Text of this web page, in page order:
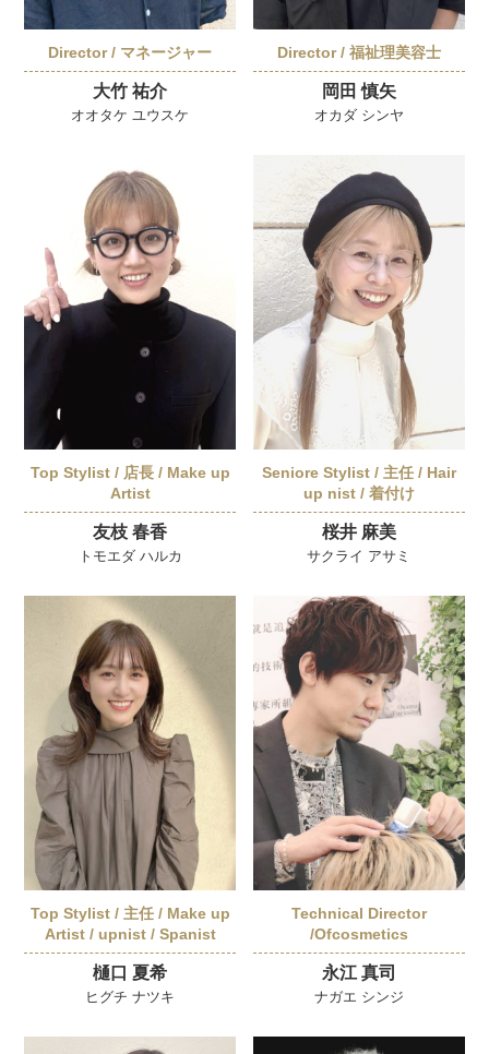
Director / マネージャー
大竹 祐介
オオタケ ユウスケ
Director / 福祉理美容士
岡田 慎矢
オカダ シンヤ
Top Stylist / 店長 / Make up
Artist
友枝 春香
トモエダ ハルカ
Seniore Stylist / 主任 / Hair
up nist / 着付け
桜井 麻美
サクライ アサミ
Top Stylist / 主任 / Make up
Artist / upnist / Spanist
樋口 夏希
ヒグチ ナツキ
Technical Director
/Ofcosmetics
永江 真司
ナガエ シンジ